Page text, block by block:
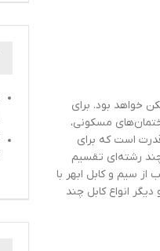
خواهد بود. برای
مسکونی،
است که برای
چند رشته‌ای تقسیم
سیم و کابل ابهر با
انواع کابل چند